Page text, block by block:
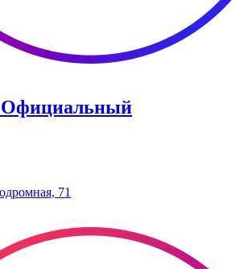
71